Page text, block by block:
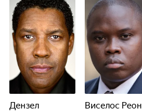
Дензел
Виселос Реон